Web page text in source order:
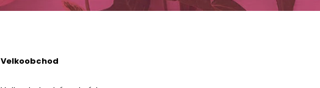
Velkoobchod